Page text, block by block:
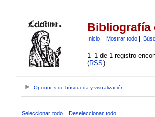
Bibliografía
Inicio| Mostrar todo|
1–1 de 1 registro
(RSS):
Opciones de búsqueda y visualización
Seleccionar todo Deseleccionar todo